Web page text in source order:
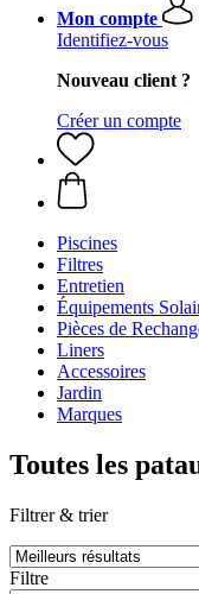
Mon compte
Identifiez-vous
Nouveau client ?
Créer un compte
Piscines
Filtres
Entretien
Équipements
Pièces de
Liners
Accessoires
Jardin
Marques
Toutes les
Filtrer & trier
Filtre